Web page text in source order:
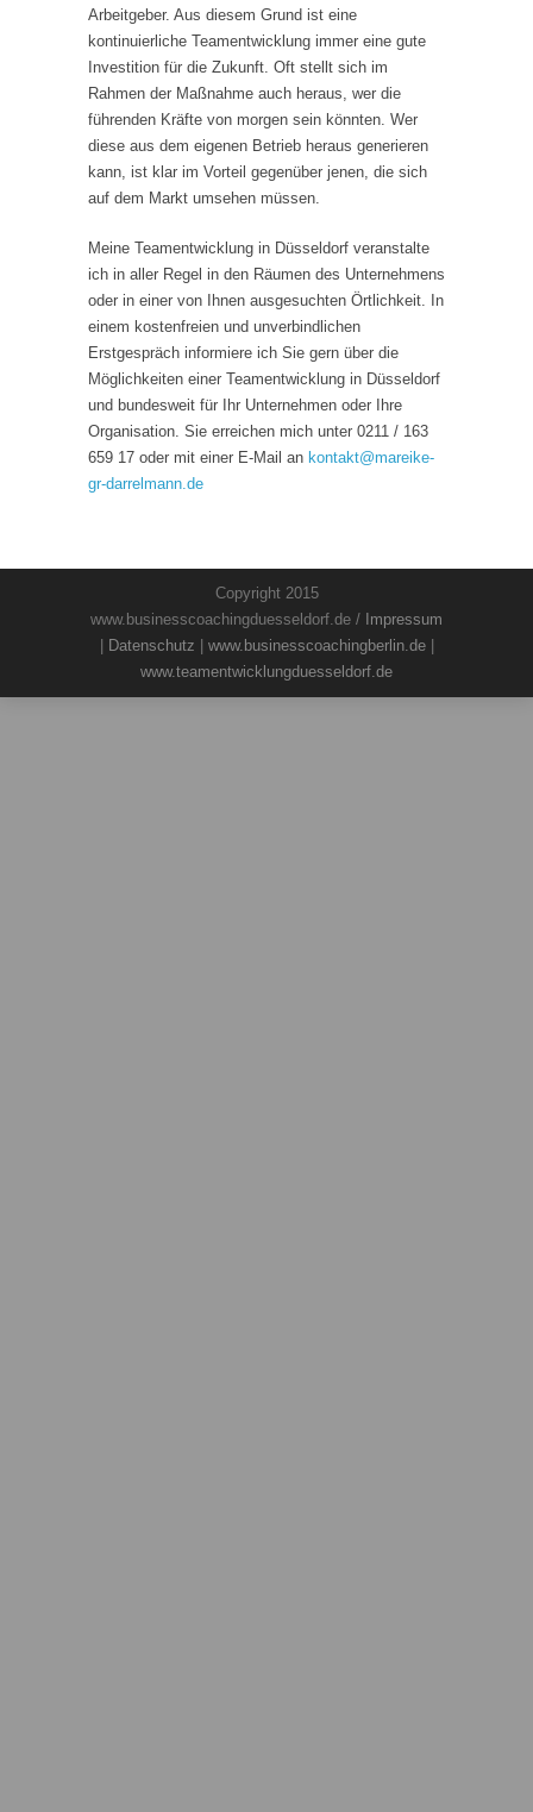
Arbeitgeber. Aus diesem Grund ist eine
kontinuierliche Teamentwicklung immer eine gute
Investition für die Zukunft. Oft stellt sich im
Rahmen der Maßnahme auch heraus, wer die
führenden Kräfte von morgen sein könnten. Wer
diese aus dem eigenen Betrieb heraus generieren
kann, ist klar im Vorteil gegenüber jenen, die sich
auf dem Markt umsehen müssen.
Meine Teamentwicklung in Düsseldorf veranstalte
ich in aller Regel in den Räumen des Unternehmens
oder in einer von Ihnen ausgesuchten Örtlichkeit. In
einem kostenfreien und unverbindlichen
Erstgespräch informiere ich Sie gern über die
Möglichkeiten einer Teamentwicklung in Düsseldorf
und bundesweit für Ihr Unternehmen oder Ihre
Organisation. Sie erreichen mich unter 0211 / 163
659 17 oder mit einer E-Mail an kontakt@mareike-
gr-darrelmann.de
Copyright 2015
www.businesscoachingduesseldorf.de / Impressum
Datenschutz www.businesscoachingberlin.de|
www.teamentwicklungduesseldorf.de